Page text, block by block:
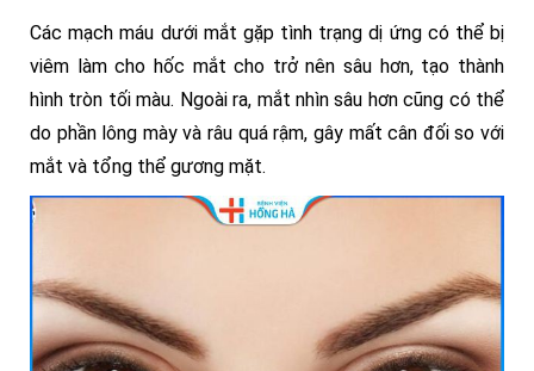
Các mạch máu dưới mắt gặp tình trạng dị ứng có thể bị
viêm làm cho hốc mắt cho trở nên sâu hơn, tạo thành
hình tròn tối màu. Ngoài ra, mắt nhìn sâu hơn cũng có thể
do phần lông mày và râu quá rậm, gây mất cân đối so với
mắt và tổng thể gương mặt.